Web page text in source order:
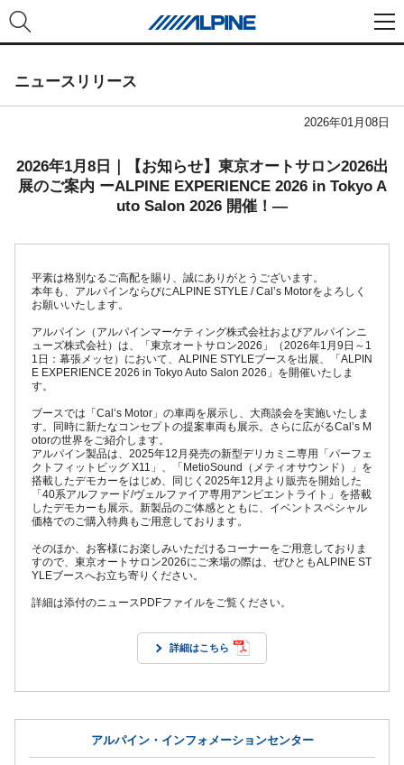
ニュースリリース
2026年01月08日
2026年1月8日｜【お知らせ】東京オートサロン2026出
展のご案内 ーALPINE EXPERIENCE 2026 in Tokyo A
uto Salon 2026 開催！―
平素は格別なるご高配を賜り、誠にありがとうございます。
本年も、アルパインならびにALPINE STYLE / Cal’s Motorをよろしく
お願いいたします。
アルパイン（アルパインマーケティング株式会社およびアルパインニ
ューズ株式会社）は、「東京オートサロン2026」（2026年1月9日～1
1日：幕張メッセ）において、ALPINE STYLEブースを出展、「ALPIN
E EXPERIENCE 2026 in Tokyo Auto Salon 2026」を開催いたしま
す。
ブースでは「Cal’s Motor」の車両を展示し、大商談会を実施いたしま
す。同時に新たなコンセプトの提案車両も展示。さらに広がるCal’s M
otorの世界をご紹介します。
アルパイン製品は、2025年12月発売の新型デリカミニ専用「パーフェ
クトフィットビッグ X11」、「MetioSound（メティオサウンド）」を
搭載したデモカーをはじめ、同じく2025年12月より販売を開始した
「40系アルファード/ヴェルファイア専用アンビエントライト」を搭載
したデモカーも展示。新製品のご体感とともに、イベントスペシャル
価格でのご購入特典もご用意しております。
そのほか、お客様にお楽しみいただけるコーナーをご用意しておりま
すので、東京オートサロン2026にご来場の際は、ぜひともALPINE ST
YLEブースへお立ち寄りください。
詳細は添付のニュースPDFファイルをご覧ください。
詳細はこちら
アルパイン・インフォメーションセンター